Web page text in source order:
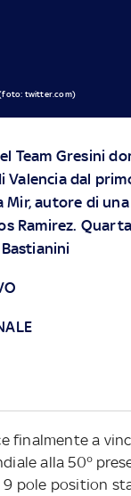
(foto: twitter.com)
Team Gresini
Valencia dal
Mir, autore di
Ramirez.
finalmente a
alla 50°
pole position